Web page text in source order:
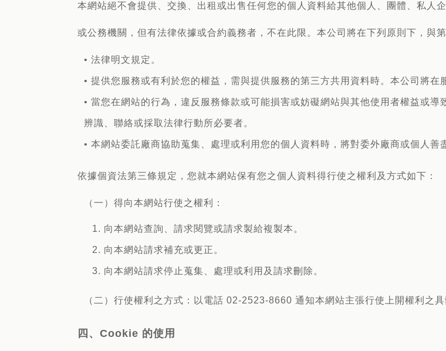
本網站絕不會提供、交換、出租或出售任何您的個人資料給其他個人、團體、私人
或公務機關，但有法律依據或合約義務者，不在此限。本公司將在下列原則下，與
• 法律明文規定。
• 提供您服務或有利於您的權益，需與提供服務的第三方共用資料時。本公司將在
• 當您在網站的行為，違反服務條款或可能損害或妨礙網站與其他使用者權益或
辨識、聯絡或採取法律行動所必要者。
• 本網站委託廠商協助蒐集、處理或利用您的個人資料時，將對委外廠商或個人善
依據個資法第三條規定，您就本網站保有您之個人資料得行使之權利及方式如下：
（一）得向本網站行使之權利：
1. 向本網站查詢、請求閱覽或請求製給複製本。
2. 向本網站請求補充或更正。
3. 向本網站請求停止蒐集、處理或利用及請求刪除。
（二）行使權利之方式：以電話 02-2523-8660 通知本網站主張行使上開權利之具
四、Cookie 的使用